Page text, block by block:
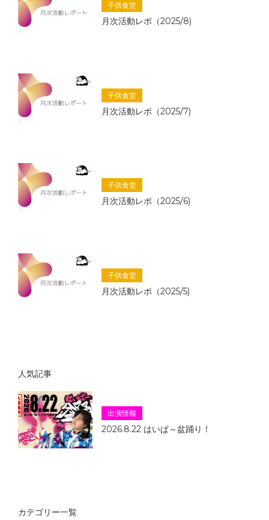
子供食堂
月次活動レポ（2025/8)
子供食堂
月次活動レポ（2025/7)
子供食堂
月次活動レポ（2025/6)
子供食堂
月次活動レポ（2025/5)
人気記事
出演情報
2026.8.22 はいぱ～盆踊り！
カテゴリー一覧